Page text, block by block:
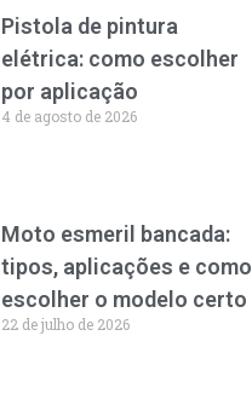
Pistola de pintura
elétrica: como escolher
por aplicação
4 de agosto de 2026
Moto esmeril bancada:
tipos, aplicações e como
escolher o modelo certo
22 de julho de 2026